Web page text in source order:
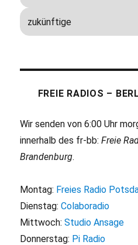
FREIE RADIOS –
Wir senden von 6:00 Uhr
innerhalb des fr-bb:Freie
Brandenburg.
Montag: Freies Radio
Dienstag:Colaboradio
Mittwoch:Studio Ansage
Donnerstag: Pi Radio